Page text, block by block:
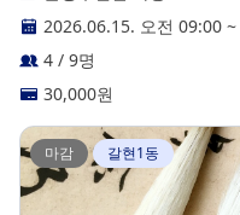
2026.06.15. 오전 09:00 ~
4 / 9명
30,000원
마감 갈현1동